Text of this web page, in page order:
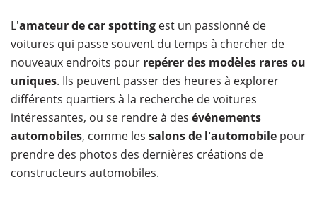
L'amateur de car spotting est un passionné de
voitures qui passe souvent du temps à chercher de
nouveaux endroits pour repérer des modèles rares ou
uniques. Ils peuvent passer des heures à explorer
différents quartiers à la recherche de voitures
intéressantes, ou se rendre à des événements
automobiles, comme les salons de l'automobile pour
prendre des photos des dernières créations de
constructeurs automobiles.